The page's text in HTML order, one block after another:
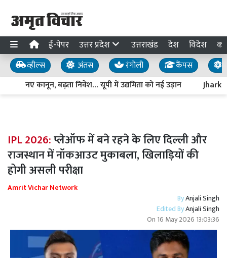
ई-पेपर उत्तर प्रदेश उत्तराखंड देश विदेश
व्हील्स अंतस रंगोली कैंपस
नए कानून, बढ़ता निवेश… यूपी में उद्यमिता को नई उड़ान
IPL 2026:प्लेऑफ में बने रहने के लिए दिल्ली और
राजस्थान में नॉकआउट मुकाबला, खिलाड़ियों की
होगी असली परीक्षा
Amrit Vichar Network
ByAnjali Singh
Edited ByAnjali Singh
On 16 May 2026 13:03:36